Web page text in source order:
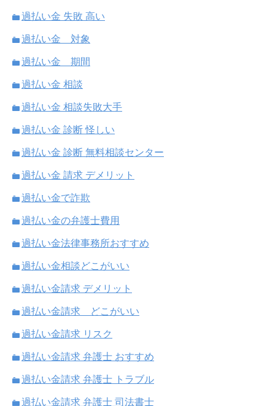
過払い金 失敗 高い
過払い金 対象
過払い金 期間
過払い金 相談
過払い金 相談失敗大手
過払い金 診断 怪しい
過払い金 診断 無料相談センター
過払い金 請求 デメリット
過払い金で詐欺
過払い金の弁護士費用
過払い金法律事務所おすすめ
過払い金相談どこがいい
過払い金請求 デメリット
過払い金請求 どこがいい
過払い金請求 リスク
過払い金請求 弁護士 おすすめ
過払い金請求 弁護士 トラブル
過払い金請求 弁護士 司法書士